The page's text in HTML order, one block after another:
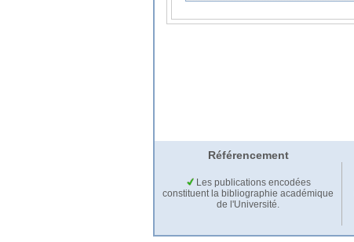
Référencement
Les publications encodées
constituent la bibliographie académique
de l'Université.